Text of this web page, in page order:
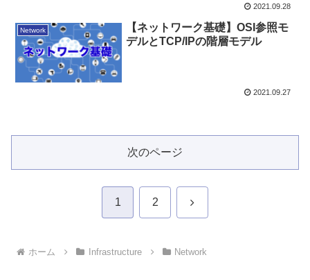
2021.09.28
Network
【ネットワーク基礎】OSI参照モ
デルとTCP/IPの階層モデル
2021.09.27
次のページ
1 2 次
ホーム Infrastructure Network